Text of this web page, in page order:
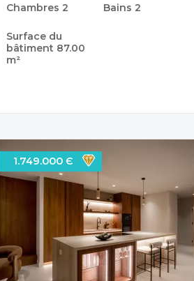
Chambres 2 Bains 2
Surface du
bâtiment 87.00
m²
1.749.000 Є